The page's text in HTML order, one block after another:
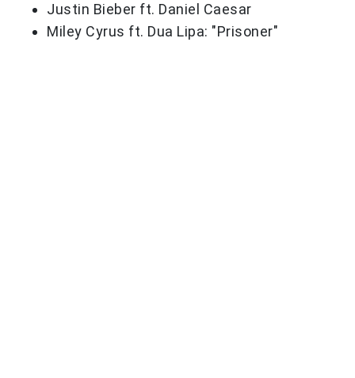
Justin Bieber ft. Daniel Caesar
Miley Cyrus ft. Dua Lipa: "Prisoner"